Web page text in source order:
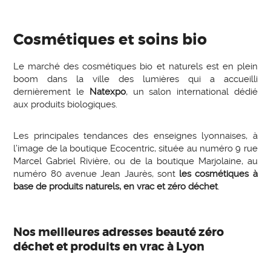
Cosmétiques et soins bio
Le marché des cosmétiques bio et naturels est en plein
boom dans la ville des lumières qui a accueilli
dernièrement le Natexpo, un salon international dédié
aux produits biologiques.
Les principales tendances des enseignes lyonnaises, à
l’image de la boutique Ecocentric, située au numéro 9 rue
Marcel Gabriel Rivière, ou de la boutique Marjolaine, au
numéro 80 avenue Jean Jaurès, sont les cosmétiques à
base de produits naturels, en vrac et zéro déchet.
Nos meilleures adresses beauté zéro
déchet et produits en vrac à Lyon